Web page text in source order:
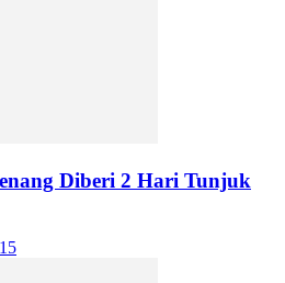
Diberi 2 Hari Tunjuk